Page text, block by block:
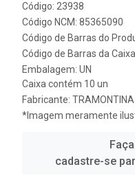
Código: 23938
Código NCM: 85365090
Código de Barras do
Código de Barras da
Embalagem: UN
Caixa contém 10 un
Fabricante: TRAMONTINA
*Imagem meramente
cadastre-se